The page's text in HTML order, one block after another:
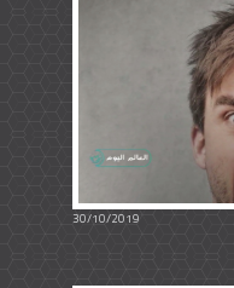
30/10/2019